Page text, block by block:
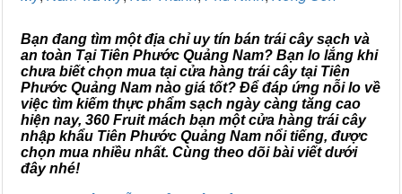
Bạn đang tìm một địa chỉ uy tín bán trái cây sạch và
an toàn Tại Tiên Phước Quảng Nam? Bạn lo lắng khi
chưa biết chọn mua tại cửa hàng trái cây tại Tiên
Phước Quảng Nam nào giá tốt? Để đáp ứng nỗi lo về
việc tìm kiếm thực phẩm sạch ngày càng tăng cao
hiện nay, 360 Fruit mách bạn một cửa hàng trái cây
nhập khẩu Tiên Phước Quảng Nam nổi tiếng, được
chọn mua nhiều nhất. Cùng theo dõi bài viết dưới
đây nhé!